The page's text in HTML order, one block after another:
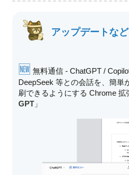
アップデートなど